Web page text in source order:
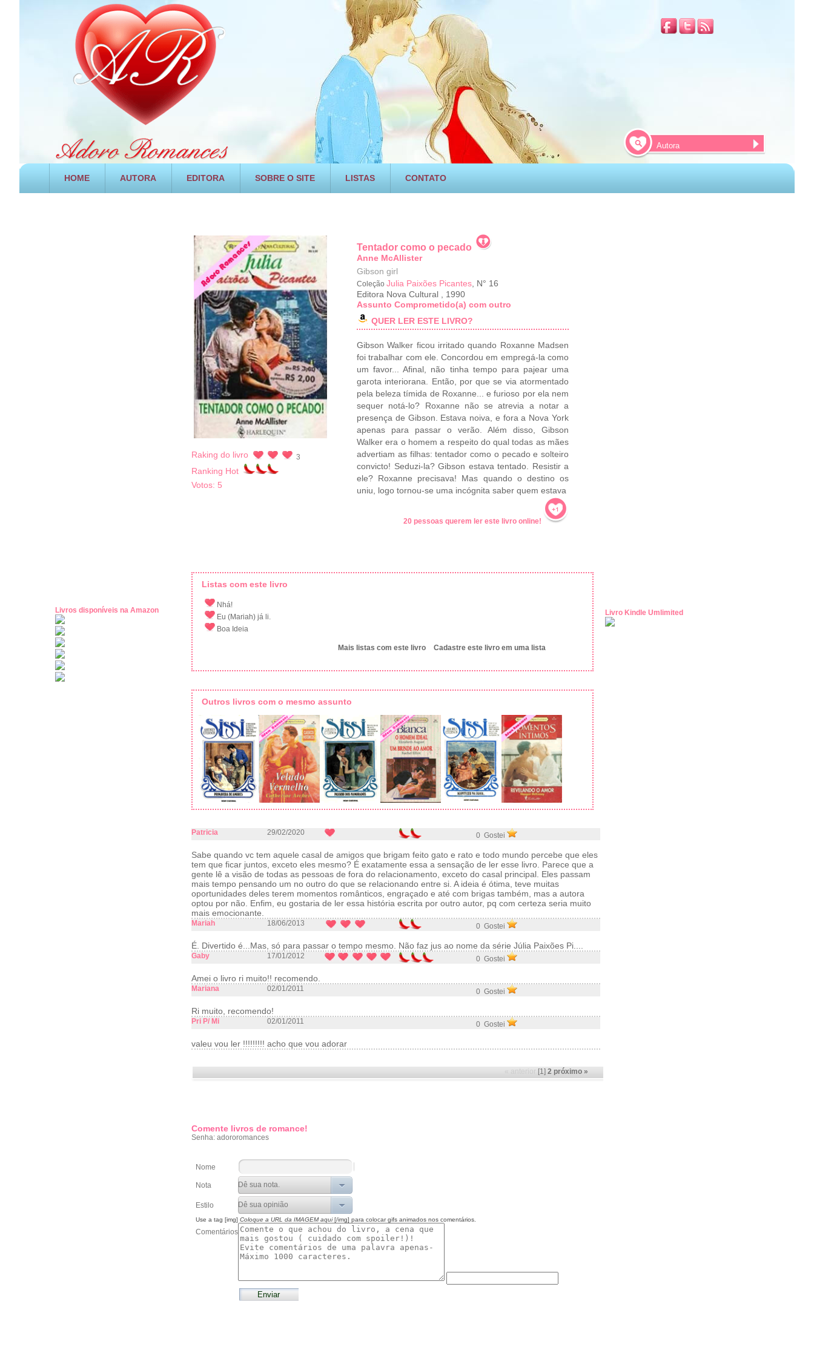
HOME AUTORA EDITORA SOBRE O SITE LISTAS CONTATO
Livros disponíveis na Amazon
Raking do livro 3
Ranking Hot
Votos: 5
Tentador como o pecado
Anne McAllister
Gibson girl
Coleção Julia Paixões Picantes , N° 16
Editora Nova Cultural
1990
Assunto Comprometido(a) com outro
QUER LER ESTE LIVRO?
Gibson Walker ficou irritado quando Roxanne Madsen
foi trabalhar com ele. Concordou em empregá-la como
um favor... Afinal, não tinha tempo para pajear uma
garota interiorana. Então, por que se via atormentado
pela beleza tímida de Roxanne... e furioso por ela nem
sequer notá-lo? Roxanne não se atrevia a notar a
presença de Gibson. Estava noiva, e fora a Nova York
apenas para passar o verão. Além disso, Gibson
Walker era o homem a respeito do qual todas as mães
advertiam as filhas: tentador como o pecado e solteiro
convicto! Seduzi-la? Gibson estava tentado. Resistir a
ele? Roxanne precisava! Mas quando o destino os
uniu, logo tornou-se uma incógnita saber quem estava
20 pessoas querem ler este livro online!
Livro Kindle Umlimited
Listas com este livro
Nhá!
Eu (Mariah) já li.
Boa Ideia
Mais listas com este livro Cadastre este livro em uma lista
Outros livros com o mesmo assunto
Patricia 29/02/2020 0 Gostei
Sabe quando vc tem aquele casal de amigos que brigam feito gato e rato e todo mundo percebe que eles
tem que ficar juntos, exceto eles mesmo? É exatamente essa a sensação de ler esse livro. Parece que a
gente lê a visão de todas as pessoas de fora do relacionamento, exceto do casal principal. Eles passam
mais tempo pensando um no outro do que se relacionando entre si. A ideia é ótima, teve muitas
oportunidades deles terem momentos românticos, engraçado e até com brigas também, mas a autora
optou por não. Enfim, eu gostaria de ler essa história escrita por outro autor, pq com certeza seria muito
mais emocionante.
Mariah 18/06/2013 0 Gostei
É. Divertido é...Mas, só para passar o tempo mesmo. Não faz jus ao nome da série Júlia Paixões Pi....
Gaby 17/01/2012 0 Gostei
Amei o livro ri muito!! recomendo.
Mariana 02/01/2011 0 Gostei
Ri muito, recomendo!
Pri P/ Mi 02/01/2011 0 Gostei
valeu vou ler !!!!!!!!! acho que vou adorar
« anterior [1] 2 próximo »
Comente livros de romance!
Senha: adororomances
Nome
Nota
Estilo
Use a tag [img] Coloque a URL da IMAGEM aqui[/img] para colocar gifs animados nos comentários.
Comentários